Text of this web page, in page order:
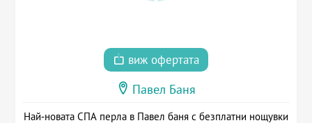
виж офертата
Павел Баня
Най-новата СПА перла в Павел баня с безплатни нощувки